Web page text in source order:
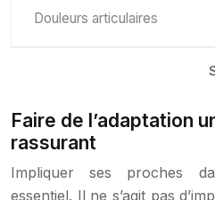
Douleurs articulaires
Faire de l’adaptation
rassurant
Impliquer ses proches
essentiel. Il ne s’agit pas